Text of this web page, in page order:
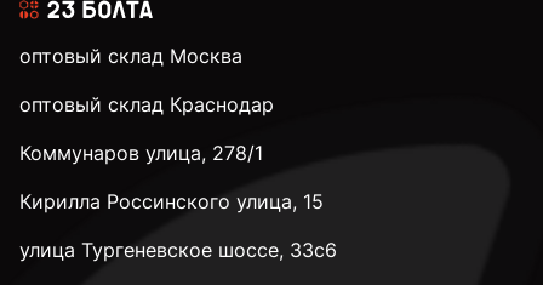
М8
М10
оптовый склад Москва
оптовый склад Краснодар
Коммунаров улица, 278/1
Кирилла Россинского улица, 15
улица Тургеневское шоссе, 33с6